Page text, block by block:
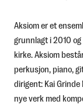
Aksiom er et
grunnlagt i 2010
kirke. Aksiom
perkusjon, piano,
dirigent: Kai
nye verk med